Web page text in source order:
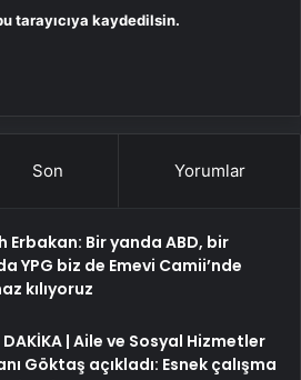
tarayıcıya kaydedilsin.
Son Yorumlar
Erbakan: Bir yanda ABD, bir
YPG biz de Emevi Camii’nde
kılıyoruz
DAKİKA | Aile ve Sosyal Hizmetler
Göktaş açıkladı: Esnek çalışma